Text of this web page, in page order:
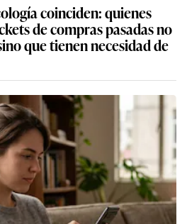
coinciden: quienes
de compras pasadas no
que tienen necesidad de